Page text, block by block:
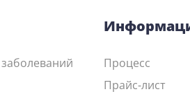
Процесс
Прайс-лист